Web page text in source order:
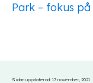
Park – fokus
Sidan uppdaterad: 17 november, 2021